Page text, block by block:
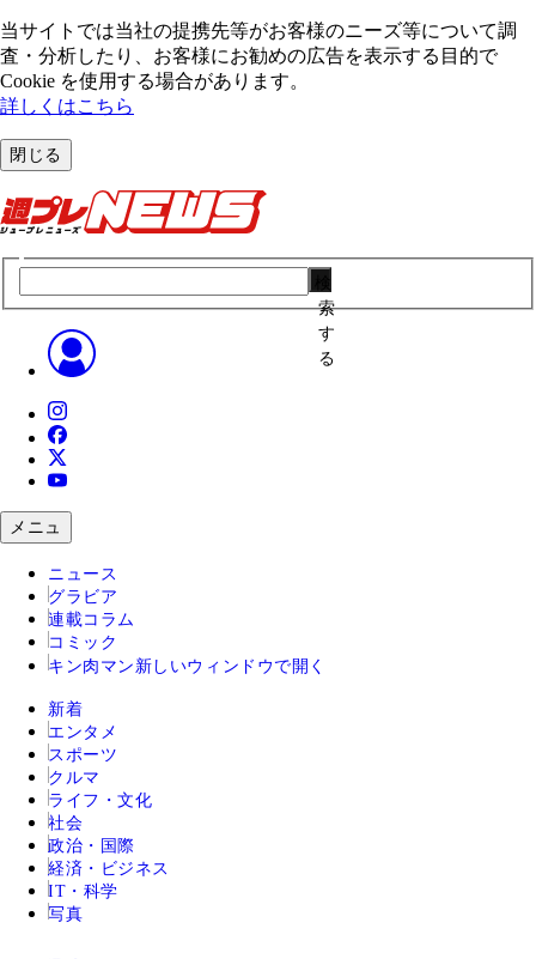
当サイトでは当社の提携先等がお客様のニーズ等について調
査・分析したり、お客様にお勧めの広告を表⽰する⽬的で
Cookie を使⽤する場合があります。
詳しくはこちら
閉じる
索
す
る
メニュ
ニュース
グラビア
連載コラム
コミック
キン肉マン 新しいウィンドウで開く
新着
エンタメ
スポーツ
クルマ
ライフ・文化
社会
政治・国際
経済・ビジネス
IT・科学
写真